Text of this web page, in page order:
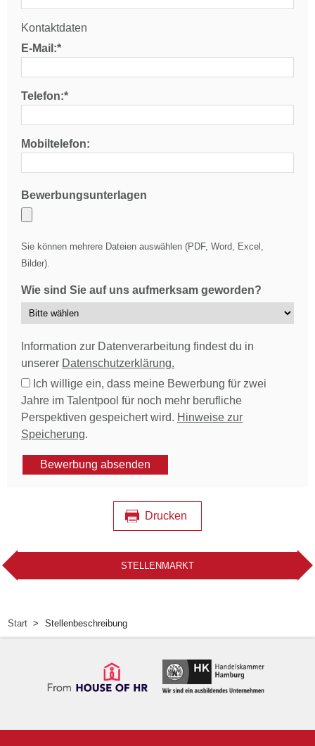
Kontaktdaten
E-Mail:*
Telefon:*
Mobiltelefon:
Bewerbungsunterlagen
Sie können mehrere Dateien auswählen (PDF, Word, Excel,
Bilder).
Wie sind Sie auf uns aufmerksam geworden?
Information zur Datenverarbeitung findest du in
unserer Datenschutzerklärung.
Ich willige ein, dass meine Bewerbung für zwei
Jahre im Talentpool für noch mehr berufliche
Perspektiven gespeichert wird. Hinweise zur
Speicherung.
Bewerbung absenden
Drucken
STELLENMARKT
Start Stellenbeschreibung